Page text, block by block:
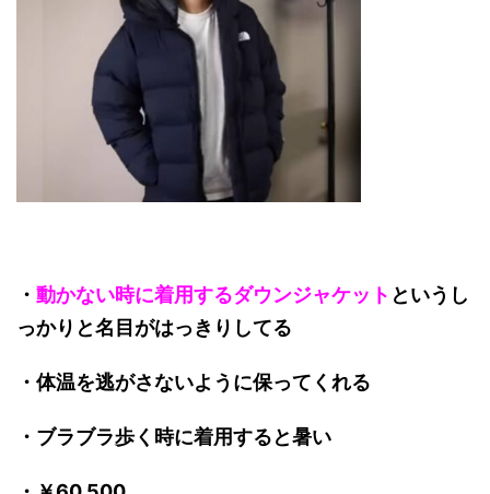
・ 動かない時に着用するダウンジャケット というし
っかりと名目がはっきりしてる
・体温を逃がさないように保ってくれる
・ブラブラ歩く時に着用すると暑い